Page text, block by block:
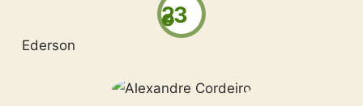
o
23
Ederson